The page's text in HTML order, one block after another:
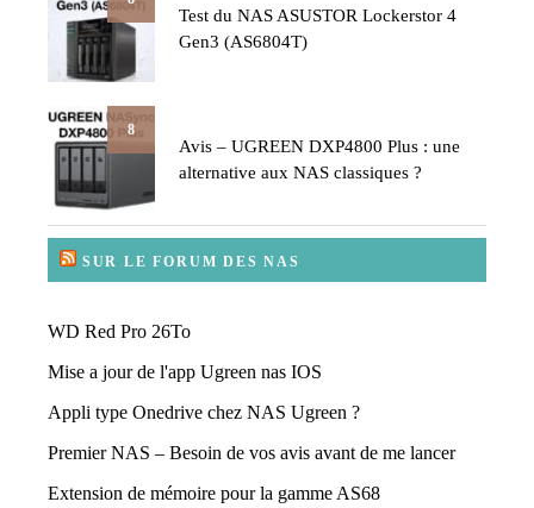
Test du NAS ASUSTOR Lockerstor 4
Gen3 (AS6804T)
8
Avis – UGREEN DXP4800 Plus : une
alternative aux NAS classiques ?
SUR LE FORUM DES NAS
WD Red Pro 26To
Mise a jour de l'app Ugreen nas IOS
Appli type Onedrive chez NAS Ugreen ?
Premier NAS – Besoin de vos avis avant de me lancer
Extension de mémoire pour la gamme AS68